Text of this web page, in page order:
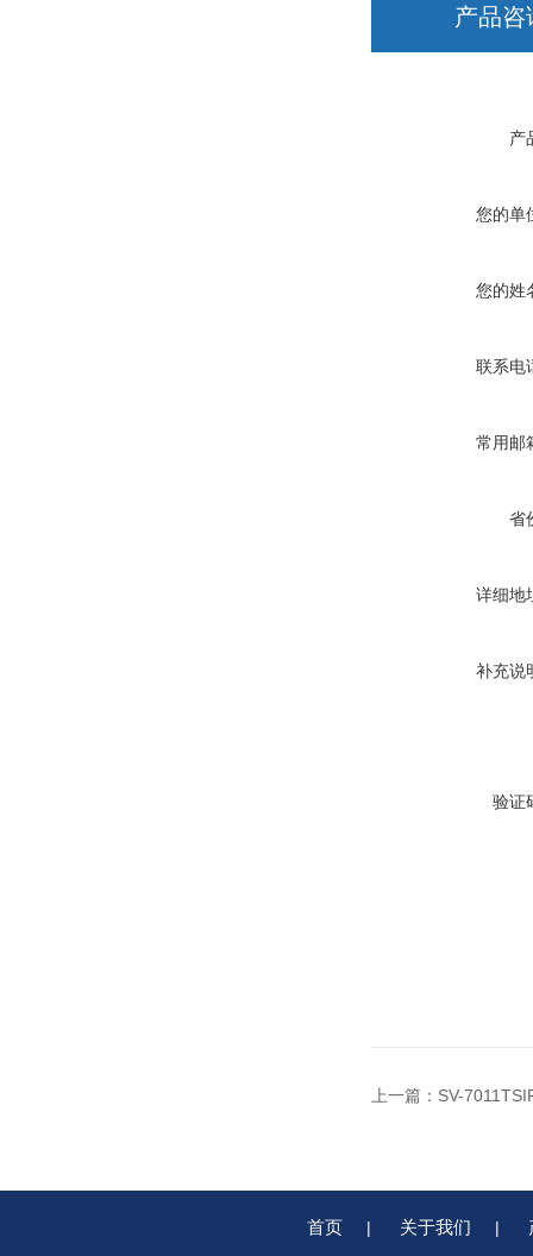
产品咨
产
您的单
您的姓
联系电
常用邮
省
详细地
补充说
验证
上一篇： SV-
首页 | 关于我们 |